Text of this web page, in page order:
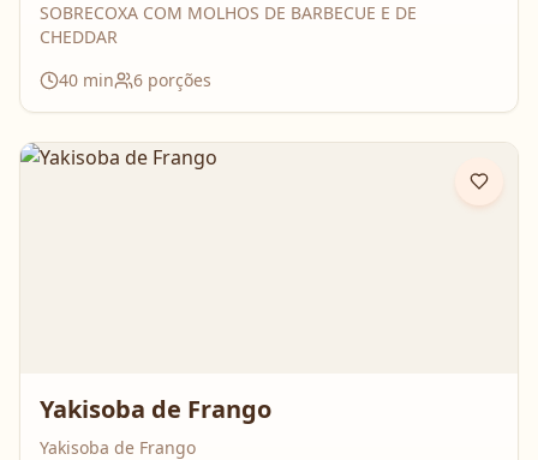
SOBRECOXA COM MOLHOS DE BARBECUE E DE
CHEDDAR
40 min 6 porções
Yakisoba de Frango
Yakisoba de Frango